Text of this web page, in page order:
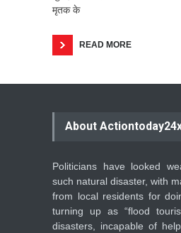
मृतक के
READ MORE
About
Politicians have looked
such natural disaster, with
from local residents for
turning up as “flood
disasters, incapable of